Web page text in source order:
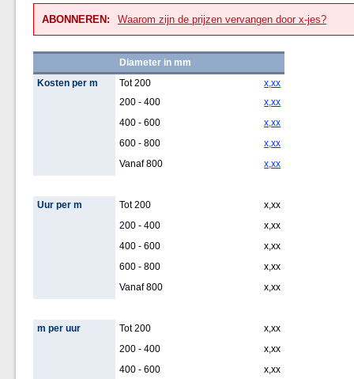
ABONNEREN: Waarom zijn de prijzen vervangen door x-jes?
Diameter in mm
Kosten per m
Tot 200
x,xx
200 - 400
x,xx
400 - 600
x,xx
600 - 800
x,xx
Vanaf 800
x,xx
Uur per m Tot 200
x,xx
200 - 400
x,xx
400 - 600
x,xx
600 - 800
x,xx
Vanaf 800
x,xx
m per uur Tot 200
x,xx
200 - 400
x,xx
400 - 600
x,xx